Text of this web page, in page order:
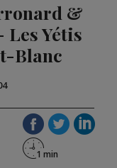
&
Yétis
Blanc